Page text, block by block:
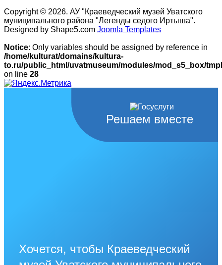
Copyright © 2026. АУ "Краеведческий музей Уватского
муниципального района "Легенды седого Иртыша".
Designed by Shape5.com Joomla Templates
Notice: Only variables should be assigned by reference in
/home/kulturat/domains/kultura-
to.ru/public_html/uvatmuseum/modules/mod_s5_box/
on line 28
Решаем вместе
Хочется, чтобы Краеведческий